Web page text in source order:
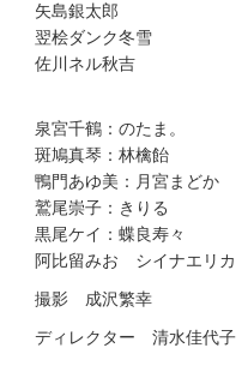
矢島銀太郎
翌桧ダンク冬雪
佐川ネル秋吉
泉宮千鶴：のたま。
斑鳩真琴：林檎飴
鴨門あゆ美：月宮まどか
鷲尾崇子：きりる
黒尾ケイ：蝶良寿々
阿比留みお シイナエリカ
撮影 成沢繁幸
ディレクター 清水佳代子